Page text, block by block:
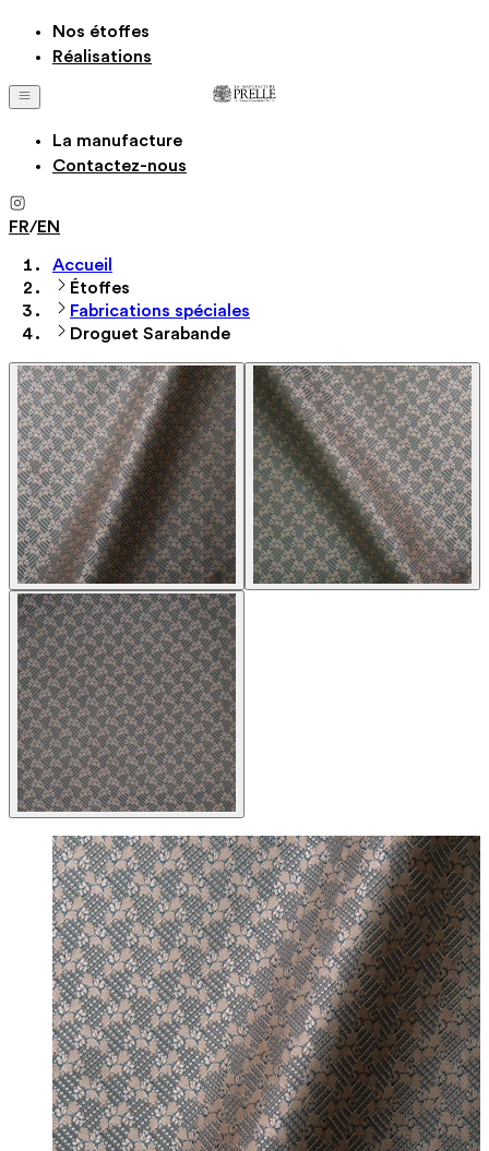
Nos étoffes
Réalisations
La manufacture
Contactez-nous
FR/EN
Accueil
Étoffes
Fabrications spéciales
Droguet Sarabande